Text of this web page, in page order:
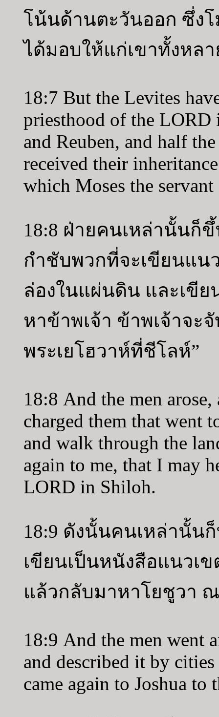
โน้นด้านตะวันออก ซึ่งโ
ได้มอบให้แก่เขาทั้งหลา
18:7 But the Levites
priesthood of the LORD
and Reuben, and half
received their
which Moses the
18:8 ฝ่ายคนเหล่านั้นก็
กำชับพวกที่จะเขียนแน
ล่องในแผ่นดิน และเขี
หาข้าพเจ้า ข้าพเจ้าจะ
พระเยโฮวาห์ที่ชีโลห์”
18:8 And the men
charged them that went
and walk through the
again to me, that I may
LORD in Shiloh.
18:9 ดังนั้นคนเหล่านั้น
เขียนเป็นหนังสือแนวเข
แล้วกลับมาหาโยชูวา
18:9 And the men went
and described it by
came again to Joshua to